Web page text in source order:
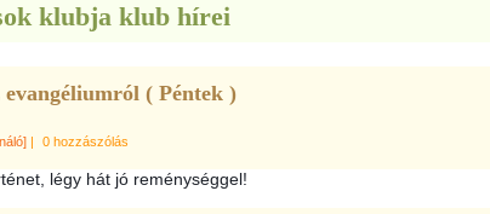
klubja klub hírei
evangéliumról ( Péntek )
| 0 hozzászólás
légy hát jó reménységgel!